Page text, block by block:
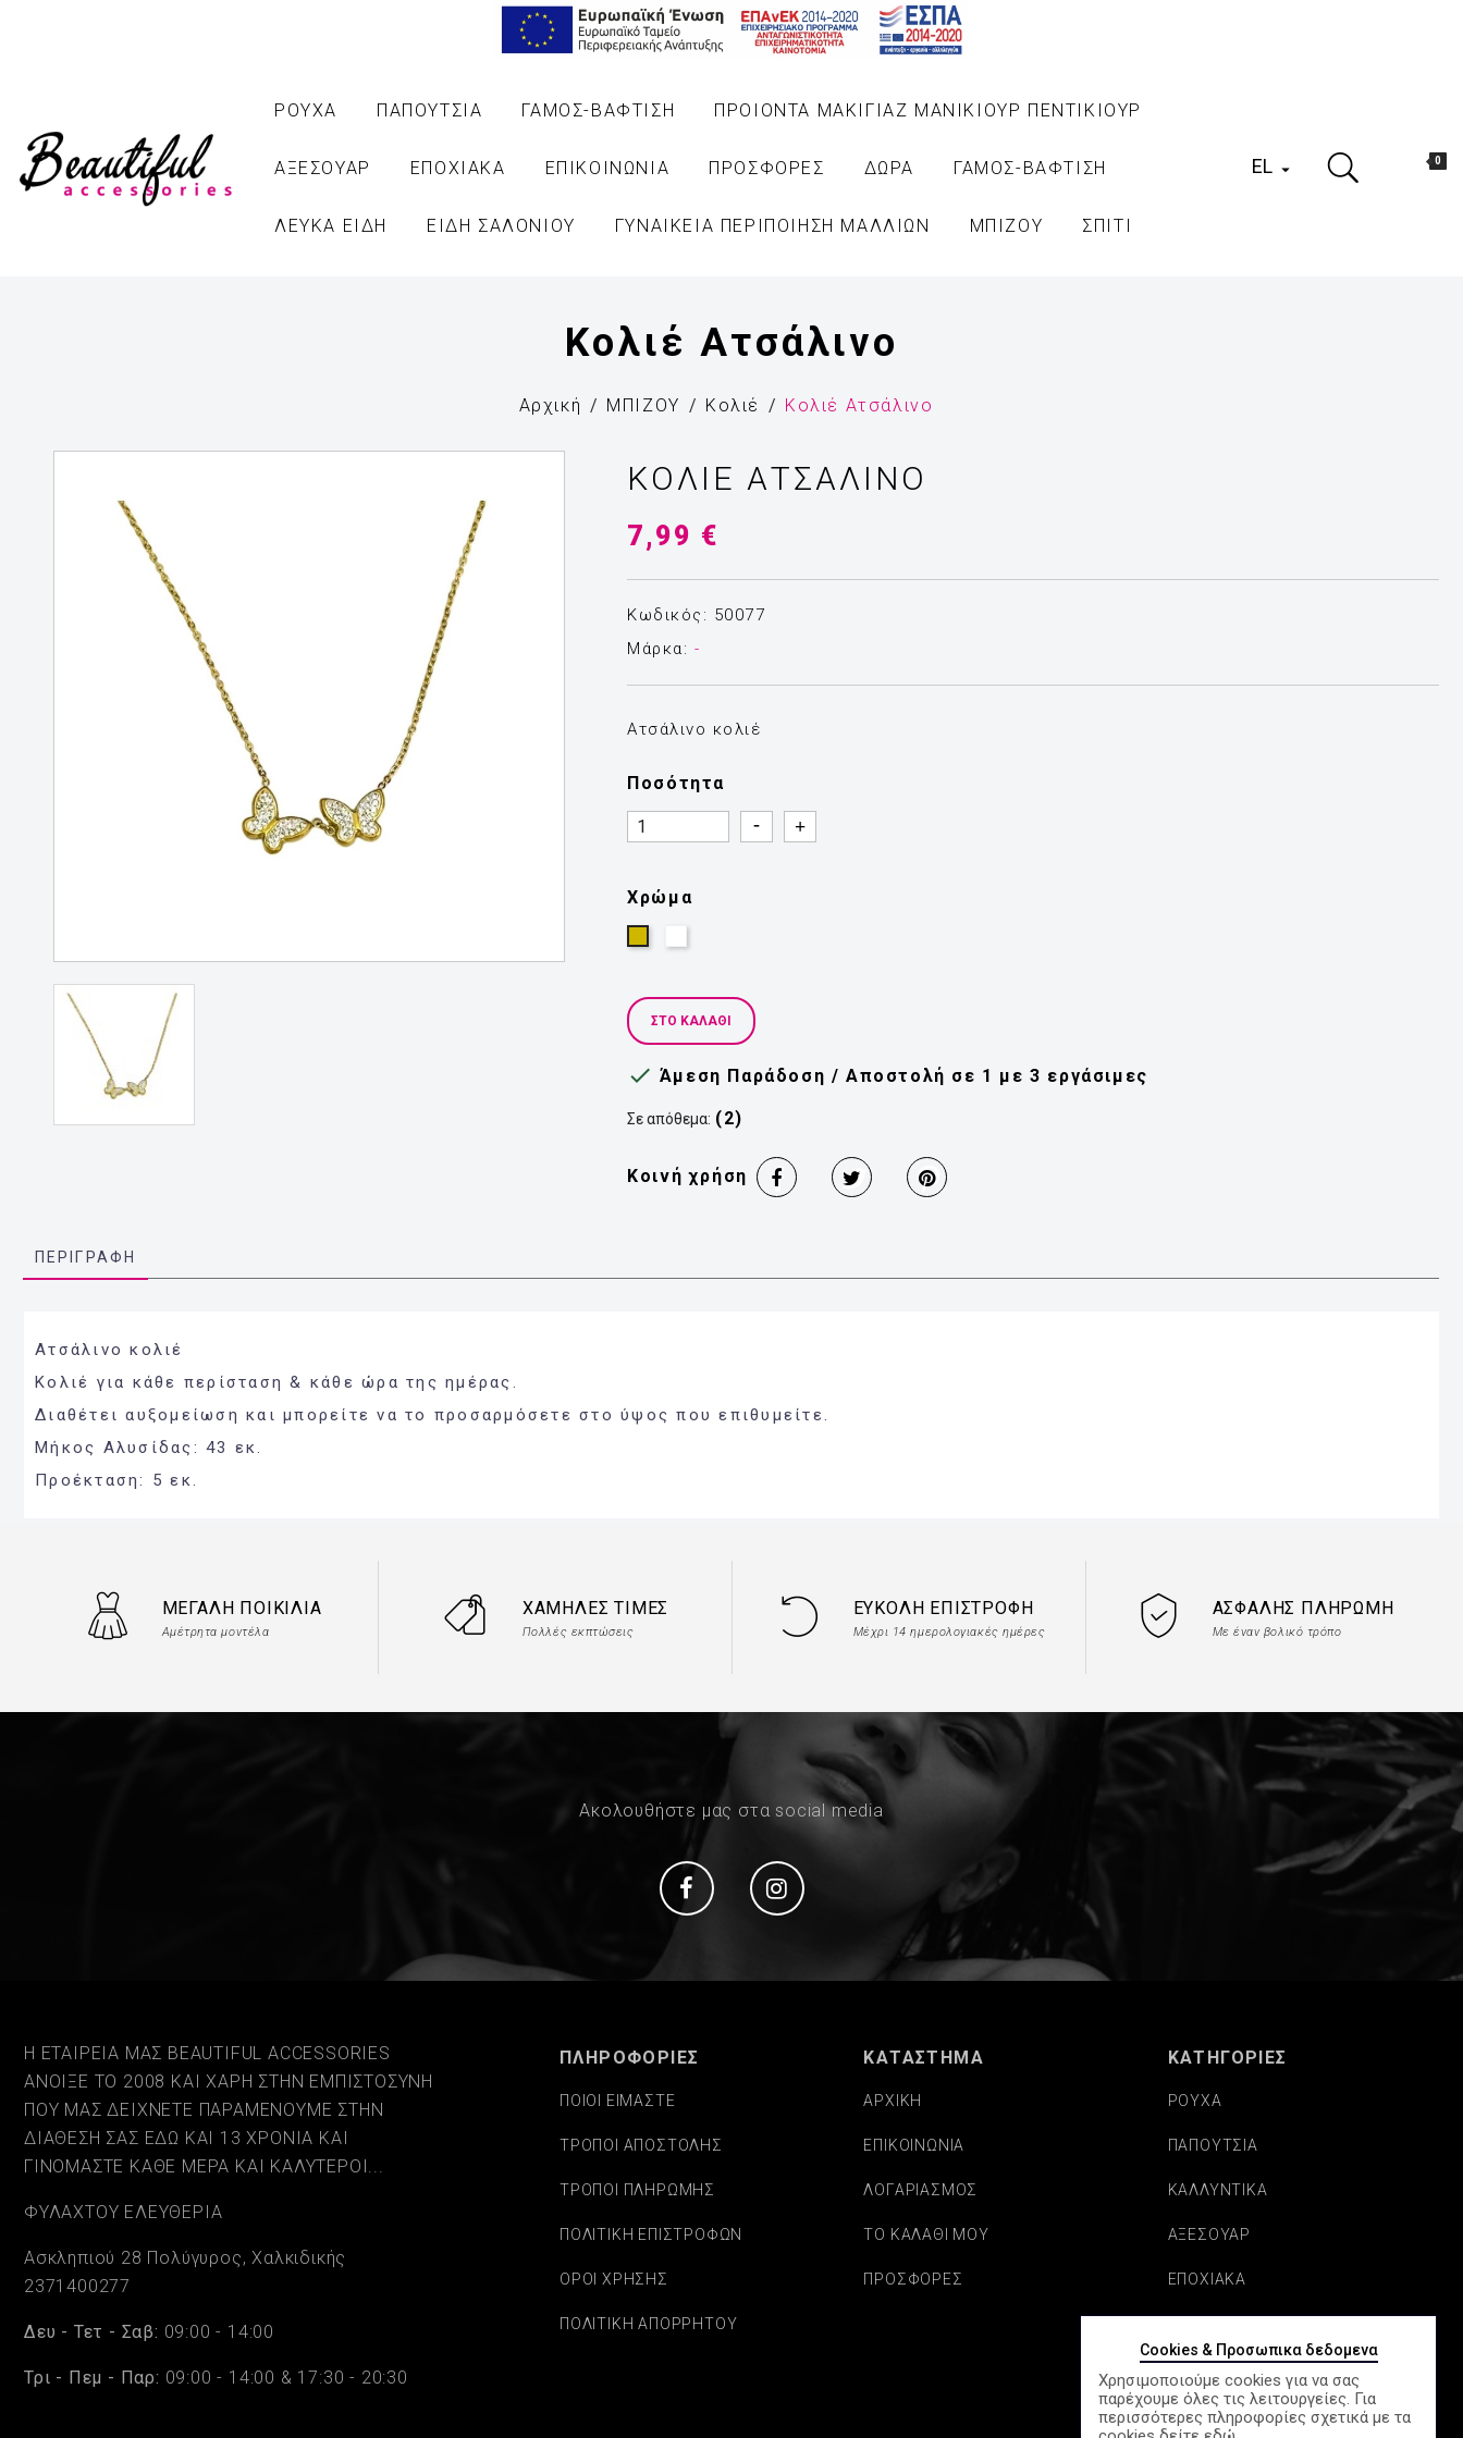
ΡΟΥΧΑ ΠΑΠΟΥΤΣΙΑ ΓΑΜΟΣ-ΒΑΦΤΙΣΗ ΠΡΟΙΟΝΤΑ ΜΑΚΙΓΙΑΖ ΜΑΝΙΚΙΟΥΡ ΠΕΝΤΙΚΙΟΥΡ
ΑΞΕΣΟΥΑΡ ΕΠΟΧΙΑΚΑ ΕΠΙΚΟΙΝΩΝΙΑ ΠΡΟΣΦΟΡΕΣ ΔΩΡΑ ΓΑΜΟΣ-ΒΑΦΤΙΣΗ
ΛΕΥΚΑ ΕΙΔΗ ΕΙΔΗ ΣΑΛΟΝΙΟΥ ΓΥΝΑΙΚΕΙΑ ΠΕΡΙΠΟΙΗΣΗ ΜΑΛΛΙΩΝ ΜΠΙΖΟΥ ΣΠΙΤΙ
EL  0
Κολιέ Ατσάλινο
Αρχική ΜΠΙΖΟΥ Κολιέ Κολιέ Ατσάλινο
ΚΟΛΙΈ ΑΤΣΆΛΙΝΟ
7,99 €
Κωδικός: 50077
Μάρκα: -
Ατσάλινο κολιέ
Ποσότητα
Quantity
Quantity
Χρώμα
ΣΤΟ ΚΑΛΆΘΙ
 Άμεση Παράδοση / Αποστολή σε 1 με 3 εργάσιμες
Σε απόθεμα: (2)
Κοινή χρήση
ΠΕΡΙΓΡΑΦΉ
Ατσάλινο κολιέ
Κολιέ για κάθε περίσταση & κάθε ώρα της ημέρας.
Διαθέτει αυξομείωση και μπορείτε να το προσαρμόσετε στο ύψος που επιθυμείτε.
Μήκος Αλυσίδας: 43 εκ.
Προέκταση: 5 εκ.
ΜΕΓΆΛΗ ΠΟΙΚΙΛΊΑ
Αμέτρητα μοντέλα
ΧΑΜΗΛΈΣ ΤΙΜΈΣ
Πολλές εκπτώσεις
ΕΎΚΟΛΗ ΕΠΙΣΤΡΟΦΉ
Μέχρι 14 ημερολογιακές ημέρες
ΑΣΦΑΛΉΣ ΠΛΗΡΩΜΉ
Με έναν βολικό τρόπο
Ακολουθήστε μας στα social media
Social Social
Η ΕΤΑΙΡΕΙΑ ΜΑΣ BEAUTIFUL ACCESSORIES
ΑΝΟΙΞΕ ΤΟ 2008 ΚΑΙ ΧΑΡΗ ΣΤΗΝ ΕΜΠΙΣΤΟΣΥΝΗ
ΠΟΥ ΜΑΣ ΔΕΙΧΝΕΤΕ ΠΑΡΑΜΕΝΟΥΜΕ ΣΤΗΝ
ΔΙΑΘΕΣΗ ΣΑΣ ΕΔΩ ΚΑΙ 13 ΧΡΟΝΙΑ ΚΑΙ
ΓΙΝΟΜΑΣΤΕ ΚΑΘΕ ΜΕΡΑ ΚΑΙ ΚΑΛΥΤΕΡΟΙ...
ΦΥΛΑΧΤΟΥ ΕΛΕΥΘΕΡΙΑ
Ασκληπιού 28 Πολύγυρος, Χαλκιδικής
2371400277
Δευ - Τετ - Σαβ: 09:00 - 14:00
Τρι - Πεμ - Παρ: 09:00 - 14:00 & 17:30 - 20:30
ΠΛΗΡΟΦΟΡΙΕΣ
ΠΟΙΟΙ ΕΙΜΑΣΤΕ
ΤΡΟΠΟΙ ΑΠΟΣΤΟΛΗΣ
ΤΡΟΠΟΙ ΠΛΗΡΩΜΗΣ
ΠΟΛΙΤΙΚΗ ΕΠΙΣΤΡΟΦΩΝ
ΟΡΟΙ ΧΡΗΣΗΣ
ΠΟΛΙΤΙΚΗ ΑΠΟΡΡΗΤΟΥ
ΚΑΤΑΣΤΗΜΑ
ΑΡΧΙΚΗ
ΕΠΙΚΟΙΝΩΝΙΑ
ΛΟΓΑΡΙΑΣΜΟΣ
ΤΟ ΚΑΛΑΘΙ ΜΟΥ
ΠΡΟΣΦΟΡΕΣ
ΚΑΤΗΓΟΡΙΕΣ
ΡΟΥΧΑ
ΠΑΠΟΥΤΣΙΑ
ΚΑΛΛΥΝΤΙΚΑ
ΑΞΕΣΟΥΑΡ
ΕΠΟΧΙΑΚΑ
Cookies & Προσωπικα δεδομενα
Χρησιμοποιούμε cookies για να σας
παρέχουμε όλες τις λειτουργείες. Για
περισσότερες πληροφορίες σχετικά με τα